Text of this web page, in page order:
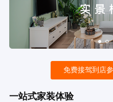
免费接驾到店
一站式家装体验